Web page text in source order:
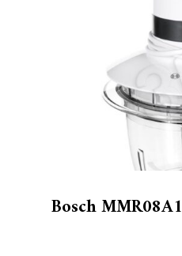
Bosch MMR08A1